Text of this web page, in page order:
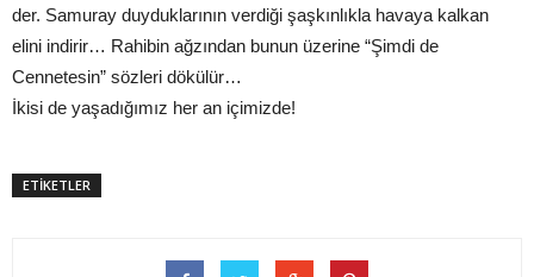
der. Samuray duyduklarının verdiği şaşkınlıkla havaya kalkan
elini indirir… Rahibin ağzından bunun üzerine “Şimdi de
Cennetesin” sözleri dökülür…
İkisi de yaşadığımız her an içimizde!
ETİKETLER